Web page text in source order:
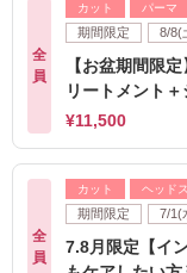
全
員
カット パーマ
期間限定 8/8(
【お盆期間限
リートメント
¥11,500
全
員
カット ヘッド
期間限定 7/1(
7.8月限定【イ